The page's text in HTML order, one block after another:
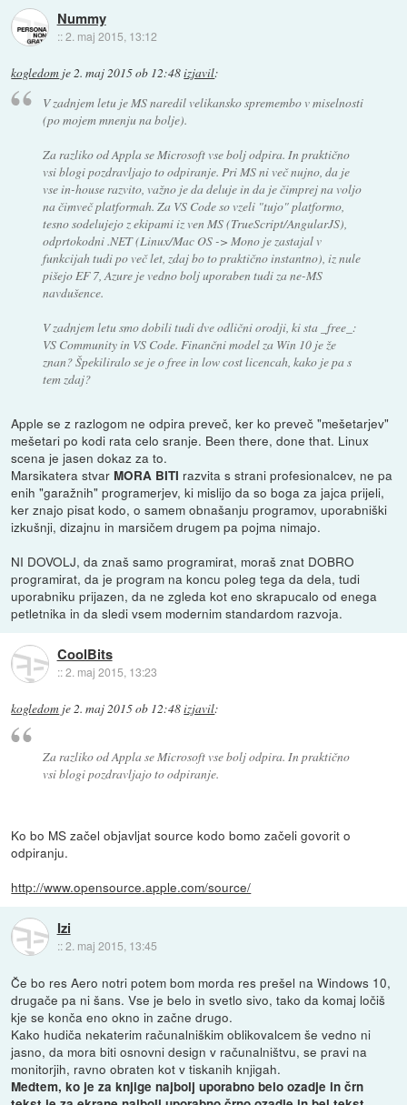
Nummy
::2. maj 2015, 13:12
kogledom je 2. maj 2015 ob 12:48izjavil:
V zadnjem letu je MS naredil velikansko spremembo v miselnosti
(po mojem mnenju na bolje).
Za razliko od Appla se Microsoft vse bolj odpira. In praktično
vsi blogi pozdravljajo to odpiranje. Pri MS ni več nujno, da je
vse in-house razvito, važno je da deluje in da je čimprej na voljo
na čimveč platformah. Za VS Code so vzeli "tujo" platformo,
tesno sodelujejo z ekipami iz ven MS (TrueScript/AngularJS),
odprtokodni .NET (Linux/Mac OS -> Mono je zastajal v
funkcijah tudi po več let, zdaj bo to praktično instantno), iz nule
pišejo EF 7, Azure je vedno bolj uporaben tudi za ne-MS
navdušence.
V zadnjem letu smo dobili tudi dve odlični orodji, ki sta _free_:
VS Community in VS Code. Finančni model za Win 10 je že
znan? Špekiliralo se je o free in low cost licencah, kako je pa s
tem zdaj?
Apple se z razlogom ne odpira preveč, ker ko preveč "mešetarjev"
mešetari po kodi rata celo sranje. Been there, done that. Linux
scena je jasen dokaz za to.
Marsikatera stvar MORA BITI razvita s strani profesionalcev, ne pa
enih "garažnih" programerjev, ki mislijo da so boga za jajca prijeli,
ker znajo pisat kodo, o samem obnašanju programov, uporabniški
izkušnji, dizajnu in marsičem drugem pa pojma nimajo.
NI DOVOLJ, da znaš samo programirat, moraš znat DOBRO
programirat, da je program na koncu poleg tega da dela, tudi
uporabniku prijazen, da ne zgleda kot eno skrapucalo od enega
petletnika in da sledi vsem modernim standardom razvoja.
CoolBits
::2. maj 2015, 13:23
kogledom je2. maj 2015 ob 12:48izjavil:
Za razliko od Appla se Microsoft vse bolj odpira. In praktično
vsi blogi pozdravljajo to odpiranje.
Ko bo MS začel objavljat source kodo bomo začeli govorit o
odpiranju.
http://www.opensource.apple.com/source/
Izi
::2. maj 2015, 13:45
Če bo res Aero notri potem bom morda res prešel na Windows 10,
drugače pa ni šans. Vse je belo in svetlo sivo, tako da komaj ločiš
kje se konča eno okno in začne drugo.
Kako hudiča nekaterim računalniškim oblikovalcem še vedno ni
jasno, da mora biti osnovni design v računalništvu, se pravi na
monitorjih, ravno obraten kot v tiskanih knjigah.
Medtem, ko je za knjige najbolj uporabno belo ozadje in črn